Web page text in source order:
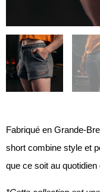
Fabriqué en Grande-
short combine style et
que ce soit au